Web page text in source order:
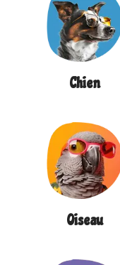
Chien
Oiseau